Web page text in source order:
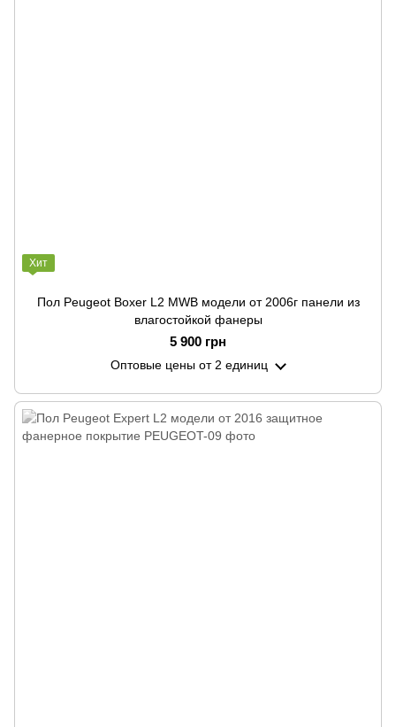
Хит
Пол Peugeot Boxer L2 MWB модели от 2006г панели из
влагостойкой фанеры
5 900 грн
Оптовые ценыот 2 единиц